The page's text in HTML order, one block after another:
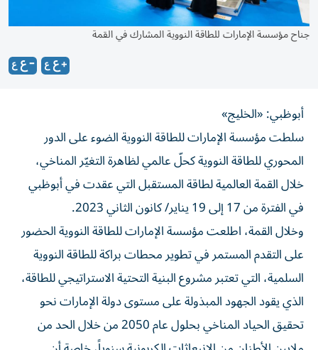
جناح مؤسسة الإمارات للطاقة النووية المشارك في القمة
أبوظبي: «الخليج»
سلطت مؤسسة الإمارات للطاقة النووية الضوء على الدور
المحوري للطاقة النووية كحلّ عالمي لظاهرة التغيّر المناخي،
خلال القمة العالمية لطاقة المستقبل التي عقدت في أبوظبي
في الفترة من 17 إلى 19 يناير/ كانون الثاني 2023.
وخلال القمة، اطلعت مؤسسة الإمارات للطاقة النووية الحضور
على التقدم المستمر في تطوير محطات براكة للطاقة النووية
السلمية، التي تعتبر مشروع البنية التحتية الاستراتيجي للطاقة،
الذي يقود الجهود المبذولة على مستوى دولة الإمارات نحو
تحقيق الحياد المناخي بحلول عام 2050 من خلال الحد من